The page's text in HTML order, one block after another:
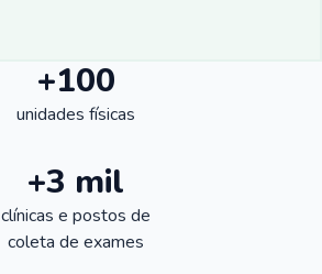
+100
unidades físicas
+3 mil
clínicas e postos de
coleta de exames